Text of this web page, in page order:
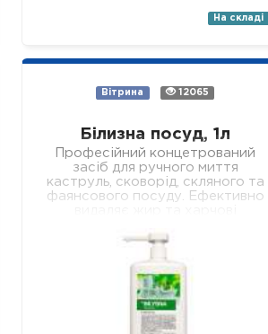
На складі
Вітрина 12065
Білизна посуд, 1л
Професійний концетрований
засіб для ручного миття
каструль, сковорід, скляного та
фаянсового посуду. Ефективно
легко змивається, не залишаючи